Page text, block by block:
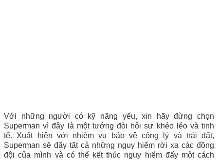
Với những người có kỹ năng yếu, xin hãy đừng chọn
Superman vì đây là một tướng đòi hỏi sự khéo léo và tinh
tế. Xuất hiện với nhiệm vụ bảo vệ công lý và trái đất,
Superman sẽ đẩy tất cả những nguy hiểm rời xa các đồng
đội của mình và có thể kết thúc nguy hiểm đấy một cách